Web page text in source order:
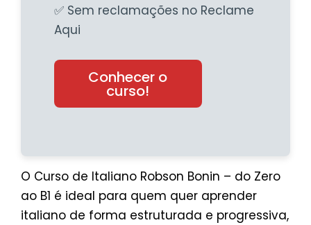
✅ Sem reclamações no Reclame
Aqui
Conhecer o
curso!
O Curso de Italiano Robson Bonin – do Zero
ao B1 é ideal para quem quer aprender
italiano de forma estruturada e progressiva,